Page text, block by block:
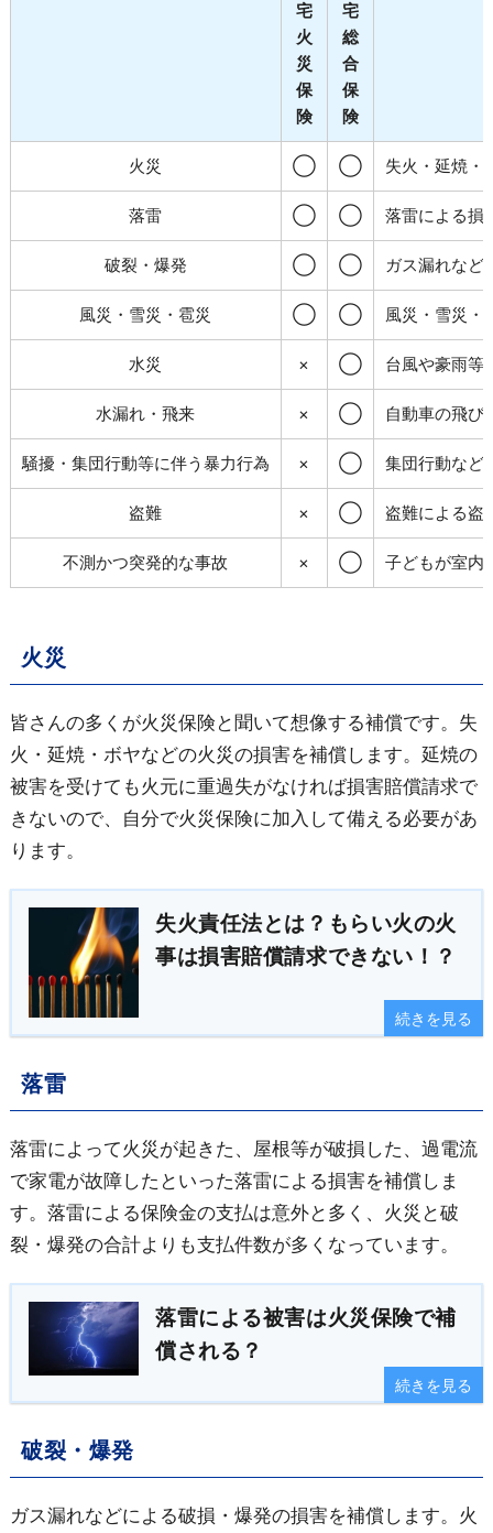
宅
火
災
保
険
宅
総
合
保
険
火災 ◯ ◯ 失火・延焼・
落雷 ◯ ◯ 落雷による損
破裂・爆発 ◯ ◯ ガス漏れなど
風災・雪災・雹災 ◯ ◯ 風災・雪災・
水災 × ◯ 台風や豪雨等
水漏れ・飛来 × ◯ 自動車の飛び
騒擾・集団行動等に伴う暴力行為 × ◯ 集団行動など
盗難 × ◯ 盗難による盗
不測かつ突発的な事故 × ◯ 子どもが室内
火災
皆さんの多くが火災保険と聞いて想像する補償です。失
火・延焼・ボヤなどの火災の損害を補償します。延焼の
被害を受けても火元に重過失がなければ損害賠償請求で
きないので、自分で火災保険に加入して備える必要があ
ります。
失火責任法とは？もらい火の火
事は損害賠償請求できない！？
続きを見る
落雷
落雷によって火災が起きた、屋根等が破損した、過電流
で家電が故障したといった落雷による損害を補償しま
す。落雷による保険金の支払は意外と多く、火災と破
裂・爆発の合計よりも支払件数が多くなっています。
落雷による被害は火災保険で補
償される？
続きを見る
破裂・爆発
ガス漏れなどによる破損・爆発の損害を補償します。火